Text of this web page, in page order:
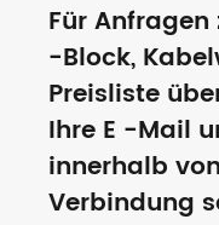
Für
-Block,
Preisliste
Ihre E -Mail
innerhalb
Verbindung